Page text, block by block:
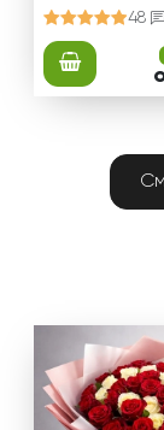
48